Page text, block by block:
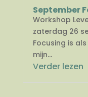
September
Workshop
zaterdag 26
Focusing is
mijn...
Verder lezen